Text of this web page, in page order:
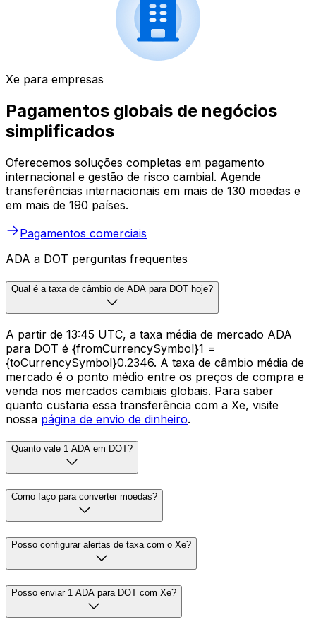
Xe para empresas
Pagamentos globais de negócios
simplificados
Oferecemos soluções completas em pagamento
internacional e gestão de risco cambial. Agende
transferências internacionais em mais de 130 moedas e
em mais de 190 países.
Pagamentos comerciais
ADA a DOT perguntas frequentes
Qual é a taxa de câmbio de ADA para DOT hoje?
A partir de 13:45 UTC, a taxa média de mercado ADA
para DOT é {fromCurrencySymbol}1 =
{toCurrencySymbol}0.2346. A taxa de câmbio média de
mercado é o ponto médio entre os preços de compra e
venda nos mercados cambiais globais. Para saber
quanto custaria essa transferência com a Xe, visite
nossa página de envio de dinheiro.
Quanto vale 1 ADA em DOT?
Como faço para converter moedas?
Posso configurar alertas de taxa com o Xe?
Posso enviar 1 ADA para DOT com Xe?